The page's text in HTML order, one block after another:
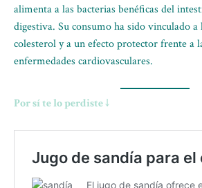
alimenta a las bacterias benéficas del
digestiva. Su consumo ha sido vinculado a
colesterol y a un efecto protector frente a
enfermedades cardiovasculares.
Por sí te lo perdiste ↓